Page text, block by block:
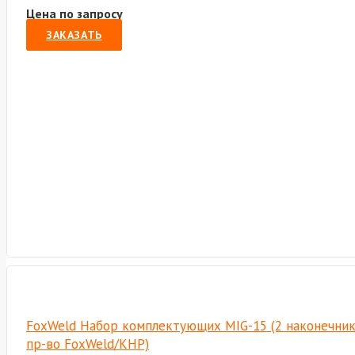
Цена по запросу
ЗАКАЗАТЬ
FoxWeld Набор комплектующих MIG-15 (2
пр-во FoxWeld/КНР)